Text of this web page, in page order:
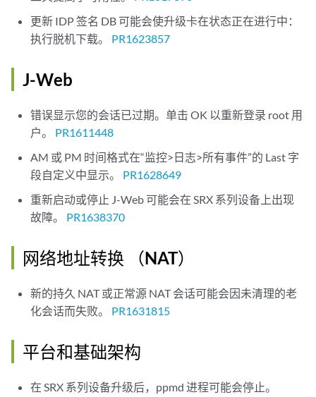
更新 IDP 签名 DB 可能会使升级卡在状态正在进行中：
执行脱机下载。 PR1623857
J-Web
错误显示您的会话已过期。单击 OK 以重新登录 root 用
户。 PR1611448
AM 或 PM 时间格式在“监控>日志>所有事件”的 Last 字
段自定义中显示。 PR1628649
重新启动或停止 J-Web 可能会在 SRX 系列设备上出现
故障。 PR1638370
网络地址转换 （NAT）
新的持久 NAT 或正常源 NAT 会话可能会因未清理的老
化会话而失败。 PR1631815
平台和基础架构
在 SRX 系列设备升级后，ppmd 进程可能会停止。